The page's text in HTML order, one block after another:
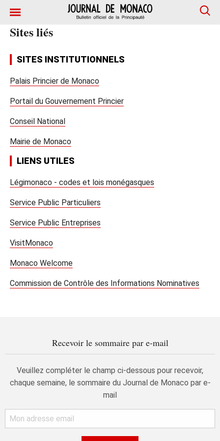
Sites liés
SITES INSTITUTIONNELS
Palais Princier de Monaco
Portail du Gouvernement Princier
Conseil National
Mairie de Monaco
LIENS UTILES
Légimonaco - codes et lois monégasques
Service Public Particuliers
Service Public Entreprises
VisitMonaco
Monaco Welcome
Commission de Contrôle des Informations Nominatives
Recevoir le sommaire par e-mail
Veuillez compléter le champ ci-dessous pour recevoir,
chaque semaine, le sommaire du Journal de Monaco par e-
mail
Email
address